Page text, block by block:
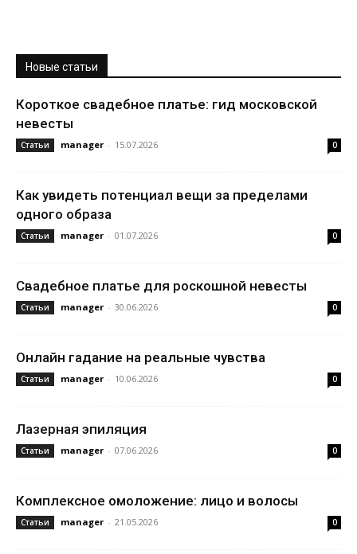
Новые статьи
Короткое свадебное платье: гид московской
невесты
Статьи manager - 15.07.2026 0
Как увидеть потенциал вещи за пределами
одного образа
Статьи manager - 01.07.2026 0
Свадебное платье для роскошной невесты
Статьи manager - 30.06.2026 0
Онлайн гадание на реальные чувства
Статьи manager - 10.06.2026 0
Лазерная эпиляция
Статьи manager - 07.06.2026 0
Комплексное омоложение: лицо и волосы
Статьи manager - 21.05.2026 0